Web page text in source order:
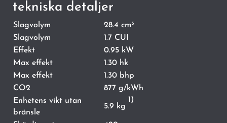
tekniska detaljer
Slagvolym
28.4 cm³
Slagvolym
1.7 CUI
Effekt
0.95 kW
Max effekt
1.30 hk
Max effekt
1.30 bhp
CO2
877 g/kWh
Enhetens vikt utan
bränsle
5.9 kg
1)